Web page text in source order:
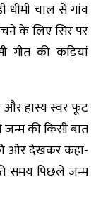
धीमी चाल से गांव
के लिए सिर पर
गीत की कड़ियां
और हास्य स्वर फूट
की किसी बात
ओर देखकर कहा-
समय पिछले जन्म